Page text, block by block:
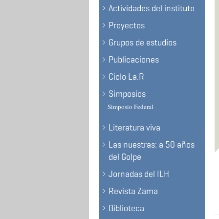
Actividades del instituto
Proyectos
Grupos de estudios
Publicaciones
Ciclo La.R
Simposios
Simposio Federal
Literatura viva
Las nuestras: a 50 años
del Golpe
Jornadas del ILH
Revista Zama
Biblioteca